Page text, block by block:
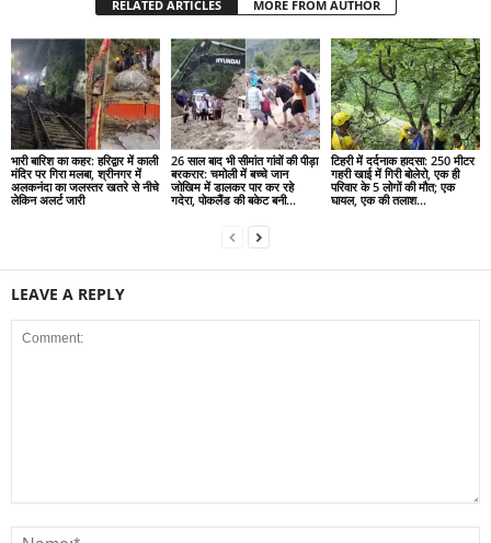
RELATED ARTICLES MORE FROM AUTHOR
भारी बारिश का कहर: हरिद्वार में काली
मंदिर पर गिरा मलबा, श्रीनगर में
अलकनंदा का जलस्तर खतरे से नीचे
लेकिन अलर्ट जारी
26 साल बाद भी सीमांत गांवों की पीड़ा
बरकरार: चमोली में बच्चे जान
जोखिम में डालकर पार कर रहे
गदेरा, पोकलैंड की बकेट बनी...
टिहरी में दर्दनाक हादसा: 250 मीटर
गहरी खाई में गिरी बोलेरो, एक ही
परिवार के 5 लोगों की मौत; एक
घायल, एक की तलाश...
LEAVE A REPLY